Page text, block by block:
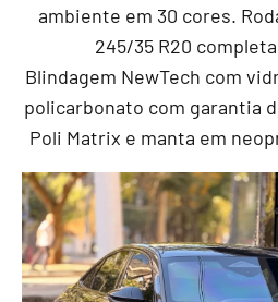
ambiente em 30 cores.
245/35 R20
Blindagem NewTech com
policarbonato com garantia
Poli Matrix e manta em